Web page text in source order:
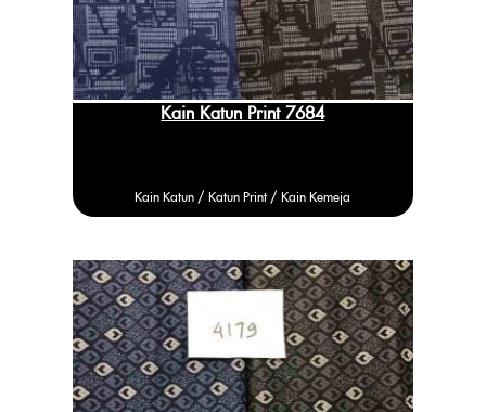
Kain Katun Print 7684
Kain Katun / Katun Print / Kain Kemeja